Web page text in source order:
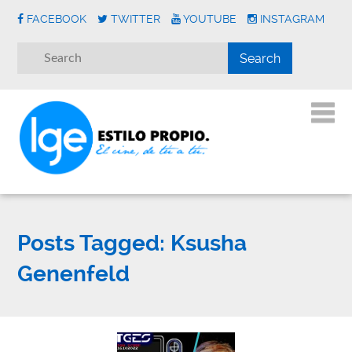
FACEBOOK TWITTER YOUTUBE INSTAGRAM
Posts Tagged: Ksusha
Genenfeld